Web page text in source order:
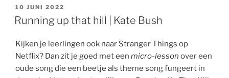
GEPLAATST
OP
10 JUNI 2022
Running up that hill | Kate Bush
Kijken je leerlingen ook naar Stranger Things op
Netflix? Dan zit je goed met een micro-lesson over een
oude song die een beetje als theme song fungeert in